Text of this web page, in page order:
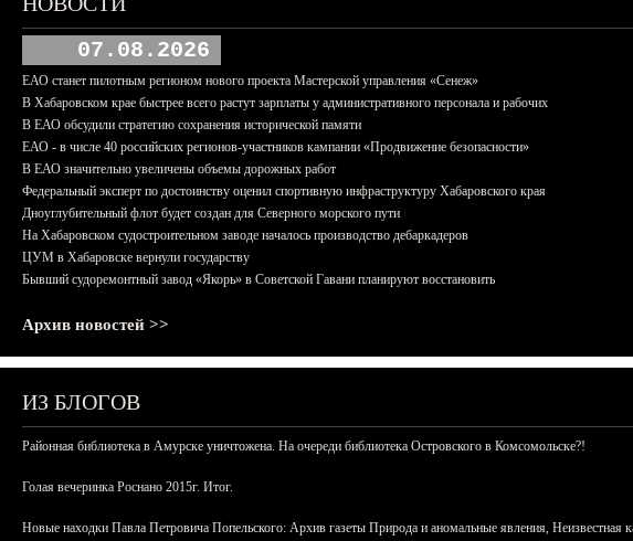
07.08.2026
ЕАО станет пилотным регионом нового проекта Мастерской управления «Сенеж»
В Хабаровском крае быстрее всего растут зарплаты у административного персонала и рабочих
В ЕАО обсудили стратегию сохранения исторической памяти
ЕАО - в числе 40 российских регионов-участников кампании «Продвижение безопасности»
В ЕАО значительно увеличены объемы дорожных работ
Федеральный эксперт по достоинству оценил спортивную инфраструктуру Хабаровского края
Дноуглубительный флот будет создан для Северного морского пути
На Хабаровском судостроительном заводе началось производство дебаркадеров
ЦУМ в Хабаровске вернули государству
Бывший судоремонтный завод «Якорь» в Советской Гавани планируют восстановить
Архив новостей >>
ИЗ БЛОГОВ
Районная библиотека в Амурске уничтожена. На очереди библиотека Островского в Комсомольске?!
Голая вечеринка Роснано 2015г. Итог.
Новые находки Павла Петровича Попельского: Архив газеты Природа и аномальные явления,